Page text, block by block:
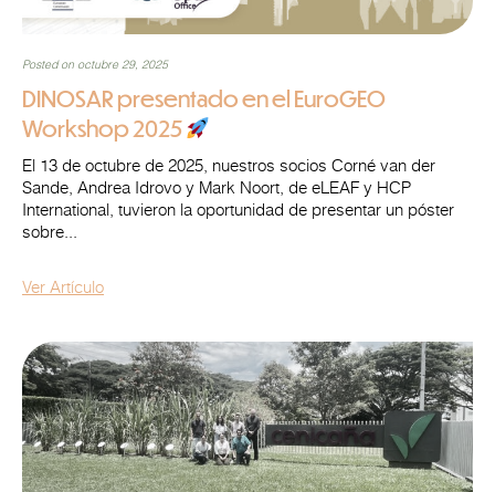
Posted on octubre 29, 2025
DINOSAR presentado en el EuroGEO
Workshop 2025
El 13 de octubre de 2025, nuestros socios Corné van der
Sande, Andrea Idrovo y Mark Noort, de eLEAF y HCP
International, tuvieron la oportunidad de presentar un póster
sobre...
Ver Artículo